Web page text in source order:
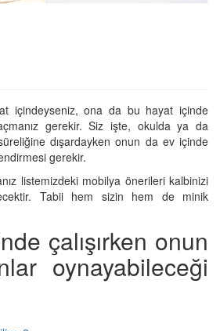
içindeyseniz, ona da bu hayat içinde
gerekir. Siz işte, okulda ya da
dışardayken onun da ev içinde
gerekir.
listemizdeki mobilya önerileri kalbinizi
Tabii hem sizin hem de minik
çalışırken onun
oynayabileceği